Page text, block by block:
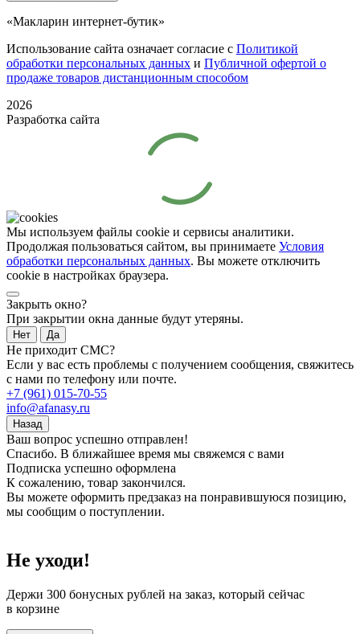
«Макларин интернет-бутик»
Использование сайта означает согласие с Политикой
обработки персональных данных и Публичной офертой о
продаже товаров дистанционным способом
2026
Разработка сайта
Мы используем файлы cookie и сервисы аналитики.
Продолжая пользоваться сайтом, вы принимаете Условия
обработки персональных данных. Вы можете отключить
cookie в настройках браузера.
Закрыть окно?
При закрытии окна данные будут утеряны.
Нет Да
Не приходит СМС?
Если у вас есть проблемы с получением сообщения, свяжитесь
с нами по телефону или почте.
+7 (961) 015-70-55
info@afanasy.ru
Назад
Ваш вопрос успешно отправлен!
Спасибо. В ближайшее время мы свяжемся с вами
Подписка успешно оформлена
К сожалению, товар закончился.
Вы можете оформить предзаказ на понравившуюся позицию,
мы сообщим о поступлении.
Не уходи!
Держи 300 бонусных рублей на заказ, который сейчас
в корзине